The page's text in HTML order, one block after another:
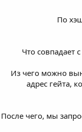
По
Что совпадает
Из чего можно
адрес гейта,
После чего, мы